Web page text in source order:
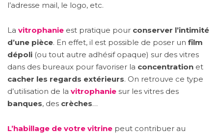
l’adresse mail, le logo, etc.
La vitrophanie est pratique pour conserver l’intimité
d’une pièce. En effet, il est possible de poser un film
dépoli (ou tout autre adhésif opaque) sur des vitres
dans des bureaux pour favoriser la concentration et
cacher les regards extérieurs. On retrouve ce type
d’utilisation de la vitrophanie sur les vitres des
banques, des crèches…
L’habillage de votre vitrine peut contribuer au